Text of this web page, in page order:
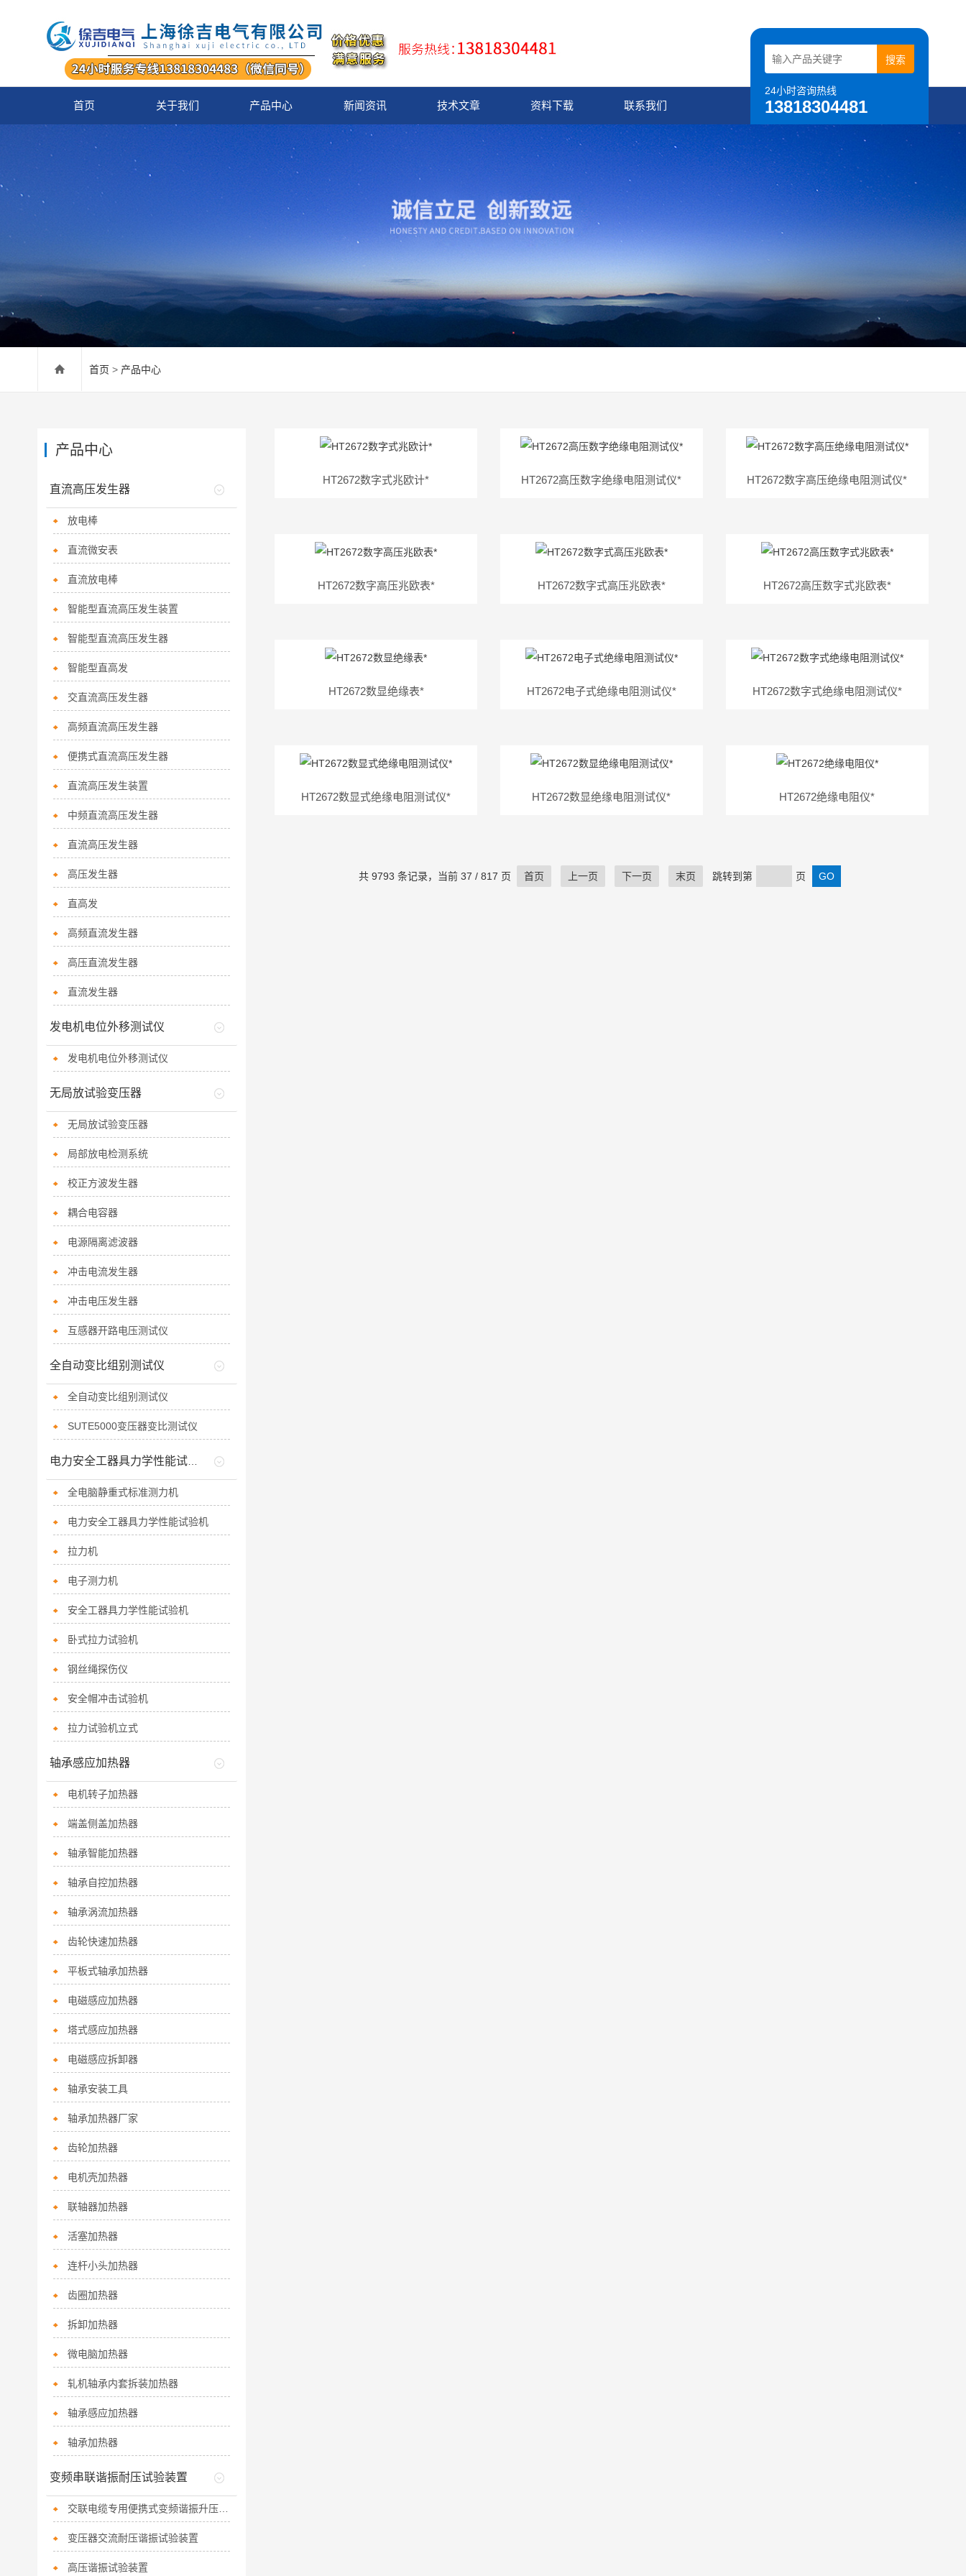
24小时咨询热线
13818304481
首页 关于我们 产品中心 新闻资讯 技术文章 资料下载 联系我们
首页 > 产品中心
产品中心
直流高压发生器
放电棒
直流微安表
直流放电棒
智能型直流高压发生装置
智能型直流高压发生器
智能型直高发
交直流高压发生器
高频直流高压发生器
便携式直流高压发生器
直流高压发生装置
中频直流高压发生器
直流高压发生器
高压发生器
直高发
高频直流发生器
高压直流发生器
直流发生器
发电机电位外移测试仪
发电机电位外移测试仪
无局放试验变压器
无局放试验变压器
局部放电检测系统
校正方波发生器
耦合电容器
电源隔离滤波器
冲击电流发生器
冲击电压发生器
互感器开路电压测试仪
全自动变比组别测试仪
全自动变比组别测试仪
SUTE5000变压器变比测试仪
电力安全工器具力学性能试验机
全电脑静重式标准测力机
电力安全工器具力学性能试验机
拉力机
电子测力机
安全工器具力学性能试验机
卧式拉力试验机
钢丝绳探伤仪
安全帽冲击试验机
拉力试验机立式
轴承感应加热器
电机转子加热器
端盖侧盖加热器
轴承智能加热器
轴承自控加热器
轴承涡流加热器
齿轮快速加热器
平板式轴承加热器
电磁感应加热器
塔式感应加热器
电磁感应拆卸器
轴承安装工具
轴承加热器厂家
齿轮加热器
电机壳加热器
联轴器加热器
活塞加热器
连杆小头加热器
齿圈加热器
拆卸加热器
微电脑加热器
轧机轴承内套拆装加热器
轴承感应加热器
轴承加热器
变频串联谐振耐压试验装置
交联电缆专用便携式变频谐振升压装置
变压器交流耐压谐振试验装置
高压谐振试验装置
HT2672数字式兆欧计* HT2672高压数字绝缘电阻测试仪* HT2672数字高压绝缘电阻测试仪*
HT2672数字高压兆欧表* HT2672数字式高压兆欧表* HT2672高压数字式兆欧表*
HT2672数显绝缘表* HT2672电子式绝缘电阻测试仪* HT2672数字式绝缘电阻测试仪*
HT2672数显式绝缘电阻测试仪* HT2672数显绝缘电阻测试仪* HT2672绝缘电阻仪*
共 9793 条记录，当前 37 / 817 页 首页 上一页 下一页 末页 跳转到第 页